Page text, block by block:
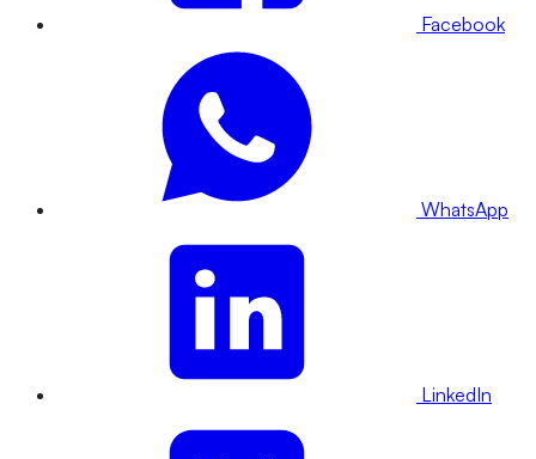
Facebook
WhatsApp
LinkedIn